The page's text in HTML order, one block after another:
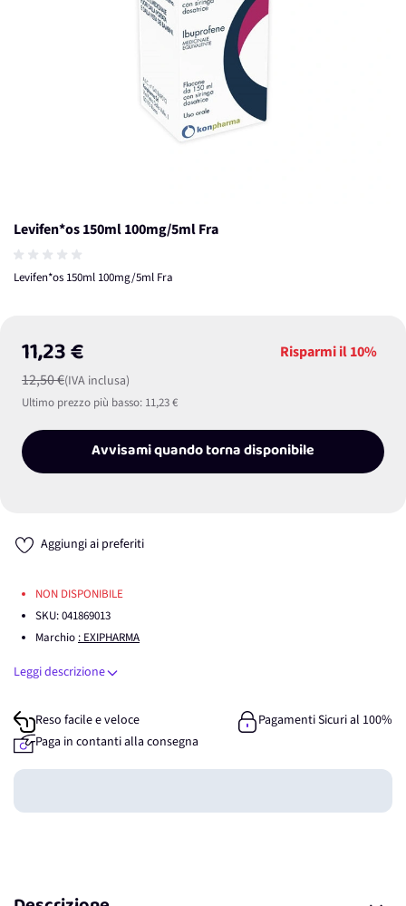
Levifen*os 150ml 100mg/5ml Fra
Levifen*os 150ml 100mg/5ml Fra
11,23 €
12,50 €(IVA inclusa)
Risparmi il10%
Ultimo prezzo più basso: 11,23 €
Avvisami quando torna disponibile
Aggiungi ai preferiti
NON DISPONIBILE
SKU:041869013
Marchio : EXIPHARMA
Leggi descrizione
Reso facile e veloce
Pagamenti Sicuri al 100%
Paga in contanti alla consegna
Guadagna